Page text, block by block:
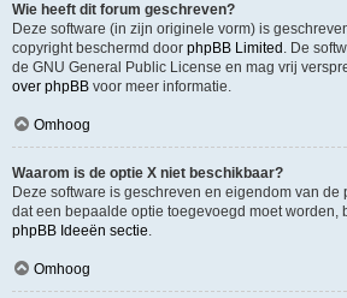
Wie heeft dit forum geschreven?
Deze software (in zijn originele vorm) is
copyright beschermd door phpBB Limited . De
de GNU General Public License en mag vrij
over phpBB voor meer informatie.
Omhoog
Waarom is de optie X niet beschikbaar?
Deze software is geschreven en eigendom van de
dat een bepaalde optie toegevoegd moet worden,
phpBB Ideeën sectie.
Omhoog